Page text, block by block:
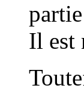
Il est